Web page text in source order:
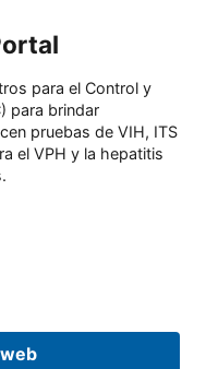
para el Control y
para brindar
pruebas de VIH, ITS
el VPH y la hepatitis